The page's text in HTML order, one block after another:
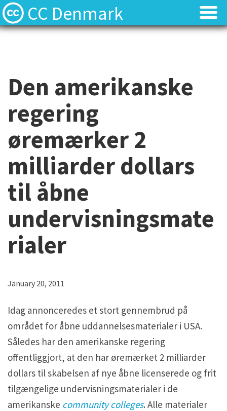
CC Denmark
FAQ
Kontakt
Download
Materialer
Kilder
H5P and Creative Commons
FAQ
Kontakt
Download
Materialer
Kilder
H5P and Creative Commons
Den amerikanske
regering
øremærker 2
milliarder dollars
til åbne
undervisningsmate
rialer
January 20, 2011
Idag annonceredes et stort gennembrud på
området for åbne uddannelsesmaterialer i USA.
Således har den amerikanske regering
offentliggjort, at den har øremærket 2 milliarder
dollars til skabelsen af nye åbne licenserede og frit
tilgængelige undervisningsmaterialer i de
amerikanske community colleges. Alle materialer